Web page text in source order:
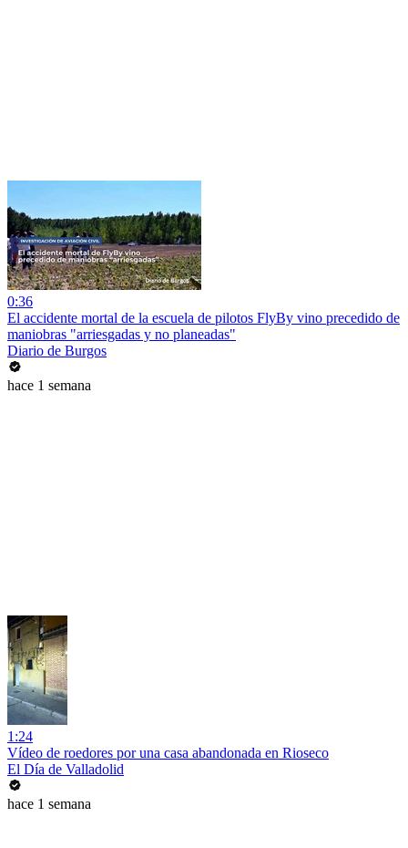
0:36
El accidente mortal de la escuela de pilotos FlyBy vino precedido de
maniobras "arriesgadas y no planeadas"
Diario de Burgos
hace 1 semana
1:24
Vídeo de roedores por una casa abandonada en Rioseco
El Día de Valladolid
hace 1 semana